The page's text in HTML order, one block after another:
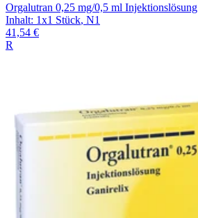
Orgalutran 0,25 mg/0,5 ml Injektionslösung
Inhalt: 1x1 Stück, N1
41,54 €
R